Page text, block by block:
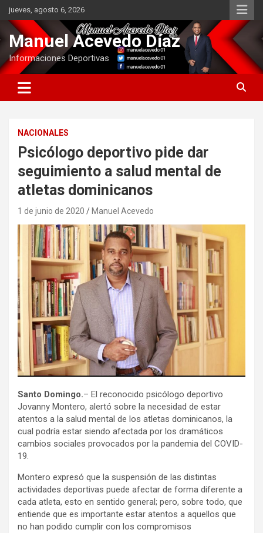
Saltar
contenido
jueves, agosto 6, 2026
Manuel Acevedo Díaz
Informaciones Deportivas
NACIONALES
Psicólogo deportivo pide dar
seguimiento a salud mental de
atletas dominicanos
1 de junio de 2020 Manuel Acevedo
Santo Domingo.– El reconocido psicólogo deportivo
Jovanny Montero, alertó sobre la necesidad de estar
atentos a la salud mental de los atletas dominicanos, la
cual podría estar siendo afectada por los dramáticos
cambios sociales provocados por la pandemia del COVID-
19.
Montero expresó que la suspensión de las distintas
actividades deportivas puede afectar de forma diferente a
cada atleta, esto en sentido general; pero, sobre todo, que
entiende que es importante estar atentos a aquellos que
no han podido cumplir con los compromisos